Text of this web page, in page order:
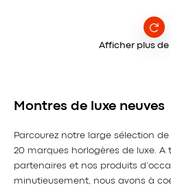
Afficher plus
Montres de luxe neuves
Parcourez notre large sélection
20 marques horlogères de luxe. A
partenaires et nos produits
minutieusement, nous avons à